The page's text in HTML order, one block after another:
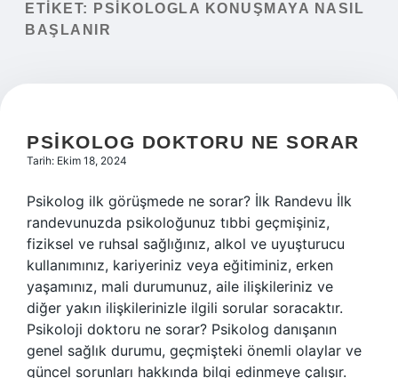
Yasal Uyarı
ETIKET:
PSIKOLOGLA KONUŞMAYA NASIL
BAŞLANIR
PSIKOLOG DOKTORU NE SORAR
Tarih: Ekim 18, 2024
Psikolog ilk görüşmede ne sorar? İlk Randevu İlk
randevunuzda psikoloğunuz tıbbi geçmişiniz,
fiziksel ve ruhsal sağlığınız, alkol ve uyuşturucu
kullanımınız, kariyeriniz veya eğitiminiz, erken
yaşamınız, mali durumunuz, aile ilişkileriniz ve
diğer yakın ilişkilerinizle ilgili sorular soracaktır.
Psikoloji doktoru ne sorar? Psikolog danışanın
genel sağlık durumu, geçmişteki önemli olaylar ve
güncel sorunları hakkında bilgi edinmeye çalışır.